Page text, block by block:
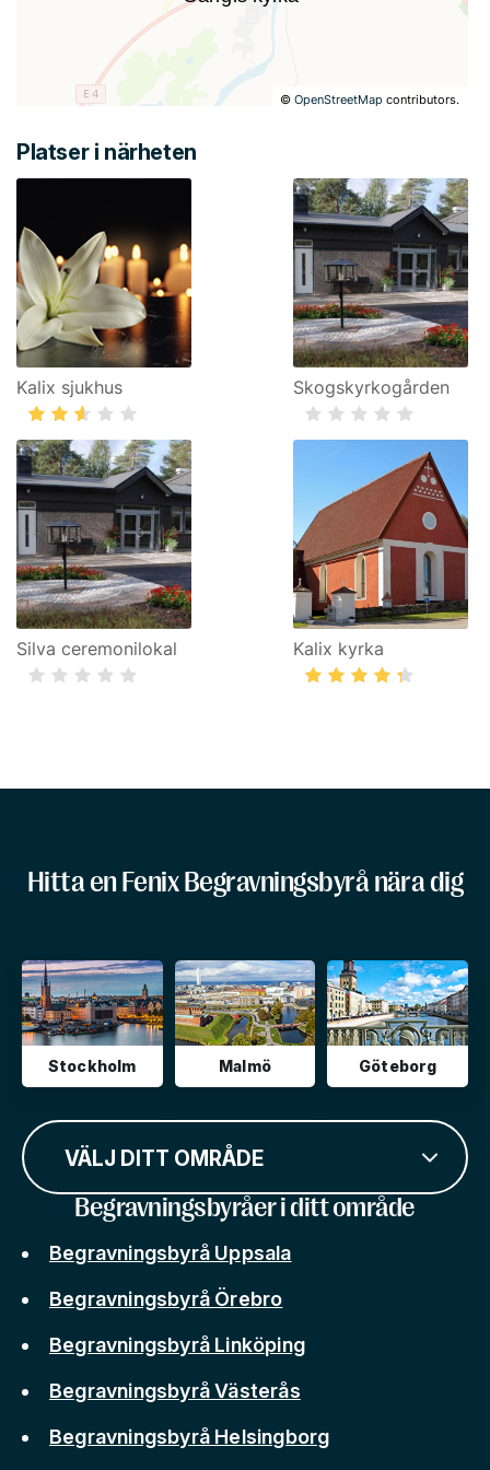
©OpenStreetMap contributors.
Platser i närheten
Kalix sjukhus Skogskyrkogården
Silva ceremonilokal Kalix kyrka
Hitta en Fenix Begravningsbyrå nära dig
Stockholm Malmö Göteborg
VÄLJ DITT OMRÅDE
Begravningsbyråer i ditt område
Begravningsbyrå Uppsala
Begravningsbyrå Örebro
Begravningsbyrå Linköping
Begravningsbyrå Västerås
Begravningsbyrå Helsingborg